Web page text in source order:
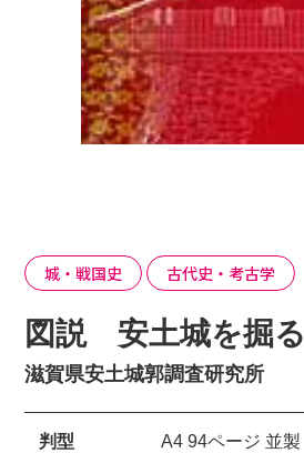
城・戦国史 古代史・考古学
図説 安土城を掘る
滋賀県安土城郭調査研究所
判型 A4 94ページ 並製